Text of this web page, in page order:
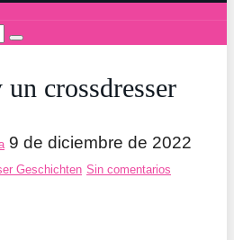
crossdresser
9 de diciembre de 2022
Geschichten Sin comentarios